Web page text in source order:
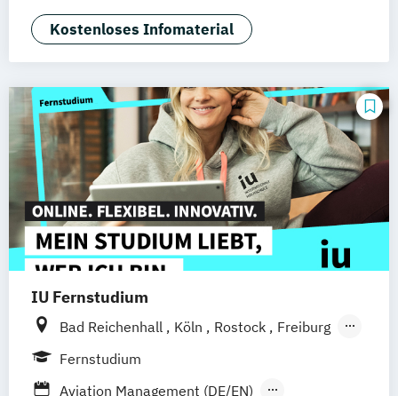
Augsburg Bielefeld Braunschweig
Dresden Duisburg Karlsruhe
Mainz Münster Stuttgart Aachen
deutschlandweit Bonn
Kostenloses Infomaterial
IU Fernstudium
Bad Reichenhall Köln Rostock
Freiburg
Kiel
Frankfurt am Main
Fernstudium
Aviation Management (DE/EN)